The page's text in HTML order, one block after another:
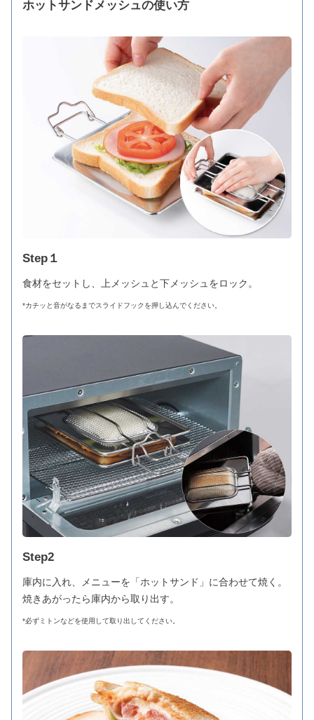
ホットサンドメッシュの使い方
Step１
食材をセットし、上メッシュと下メッシュをロック。
*カチッと音がなるまでスライドフックを押し込んでください。
Step2
庫内に入れ、メニューを「ホットサンド」に合わせて焼く。
焼きあがったら庫内から取り出す。
*必ずミトンなどを使用して取り出してください。